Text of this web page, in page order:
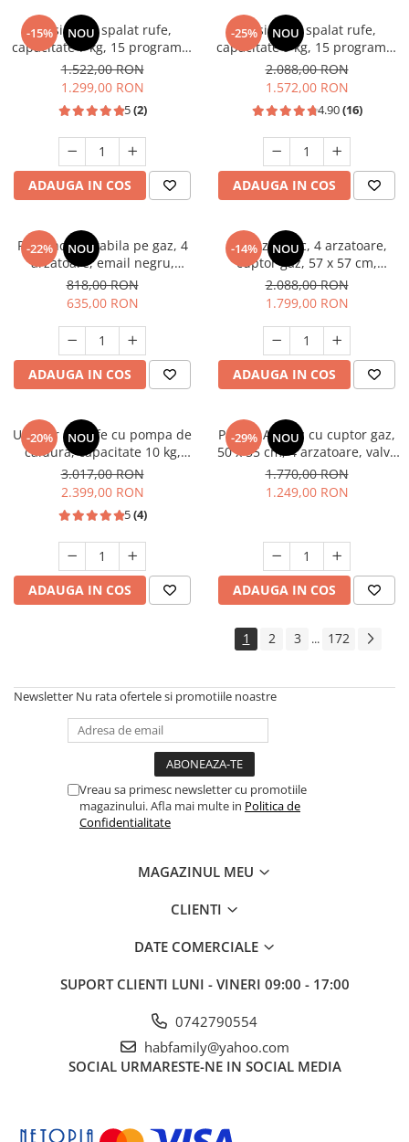
Zootehnie
Foarfeci tuns oi
Incubatoare oua
-15% NOU
Masina de spalat rufe,
capacitate 7 kg, 15 programe,
afisaj LED, 1200 Rpm, alb,
HEINNER
1.522,00 RON
1.299,00 RON
5(2)
ADAUGA IN COS
-25% NOU
Masina de spalat rufe,
capacitate 9 kg, 15 programe,
1400 Rpm, clasa A, Slim,
motor Inverter, Samus WSLI-
9144
2.088,00 RON
1.572,00 RON
4.90(16)
ADAUGA IN COS
-22% NOU
Plita incorporabila pe gaz, 4
arzatoare, email negru,
gratare din fonta, aprindere
electrica, Samus
818,00 RON
635,00 RON
ADAUGA IN COS
-14% NOU
Aragaz rustic, 4 arzatoare,
cuptor gaz, 57 x 57 cm,
rotisor, grill, ventilatie,
aprindere electrica, gratare
fonta, negru + plita inox,
Studio Casa Marco
2.088,00 RON
1.799,00 RON
ADAUGA IN COS
-20% NOU
Uscator de rufe cu pompa de
caldura, capacitate 10 kg,
clasa A++, motor inverter, 14
programe, Heinner
3.017,00 RON
2.399,00 RON
5(4)
ADAUGA IN COS
-29% NOU
Pachet Aragaz cu cuptor gaz,
50 x 55 cm, 4 arzatoare, valva
siguranta, Hota traditionala, 2
motoare, 3 viteze, 299-
483m3/h, Alb, Studio Casa
1.770,00 RON
1.249,00 RON
ADAUGA IN COS
1 2 3 ... 172
Newsletter Nu rata ofertele si promotiile noastre
Vreau sa primesc newsletter cu promotiile
magazinului. Afla mai multe in Politica de
Confidentialitate
MAGAZINUL MEU
CLIENTI
DATE COMERCIALE
SUPORT CLIENTI LUNI - VINERI 09:00 - 17:00
0742790554
habfamily@yahoo.com
SOCIAL URMARESTE-NE IN SOCIAL MEDIA